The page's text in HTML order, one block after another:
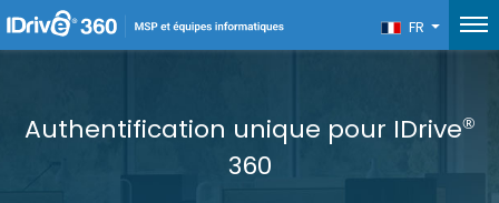
FR
Authentification unique pour IDrive®
360